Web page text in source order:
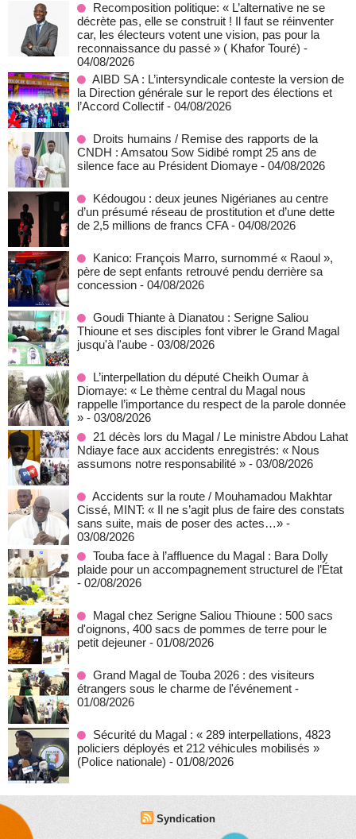
Recomposition politique: « L’alternative ne se
décrète pas, elle se construit ! Il faut se réinventer
car, les électeurs votent une vision, pas pour la
reconnaissance du passé » ( Khafor Touré) -
04/08/2026
AIBD SA : L’intersyndicale conteste la version de
la Direction générale sur le report des élections et
l’Accord Collectif - 04/08/2026
Droits humains / Remise des rapports de la
CNDH : Amsatou Sow Sidibé rompt 25 ans de
silence face au Président Diomaye - 04/08/2026
Kédougou : deux jeunes Nigérianes au centre
d’un présumé réseau de prostitution et d’une dette
de 2,5 millions de francs CFA - 04/08/2026
Kanico: François Marro, surnommé « Raoul »,
père de sept enfants retrouvé pendu derrière sa
concession - 04/08/2026
Goudi Thiante à Dianatou : Serigne Saliou
Thioune et ses disciples font vibrer le Grand Magal
jusqu'à l'aube - 03/08/2026
L’interpellation du député Cheikh Oumar à
Diomaye: « Le thème central du Magal nous
rappelle l’importance du respect de la parole donnée
» - 03/08/2026
21 décès lors du Magal / Le ministre Abdou Lahat
Ndiaye face aux accidents enregistrés: « Nous
assumons notre responsabilité » - 03/08/2026
Accidents sur la route / Mouhamadou Makhtar
Cissé, MINT: « Il ne s’agit plus de faire des constats
sans suite, mais de poser des actes…» -
03/08/2026
Touba face à l’affluence du Magal : Bara Dolly
plaide pour un accompagnement structurel de l’État
- 02/08/2026
Magal chez Serigne Saliou Thioune : 500 sacs
d'oignons, 400 sacs de pommes de terre pour le
petit dejeuner - 01/08/2026
Grand Magal de Touba 2026 : des visiteurs
étrangers sous le charme de l'événement -
01/08/2026
Sécurité du Magal : « 289 interpellations, 4823
policiers déployés et 212 véhicules mobilisés »
(Police nationale) - 01/08/2026
Syndication